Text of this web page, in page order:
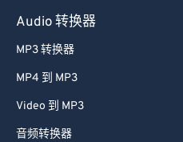
Audio 转换器
MP3 转换器
MP4 到 MP3
Video 到 MP3
音频转换器